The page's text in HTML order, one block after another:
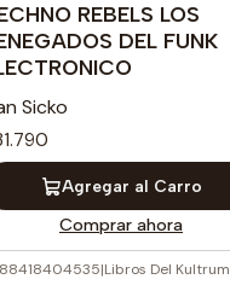
REBELS LOS
DEL FUNK
Sicko
Agregar al Carro
Comprar ahora
|Libros Del Kultrum